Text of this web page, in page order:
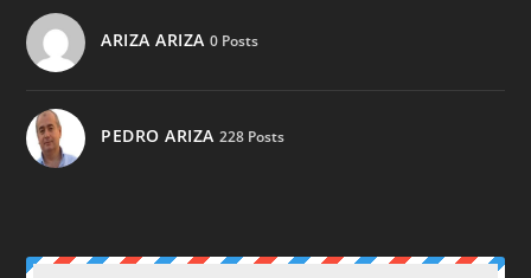
ARIZA ARIZA 0 Posts
PEDRO ARIZA 228 Posts